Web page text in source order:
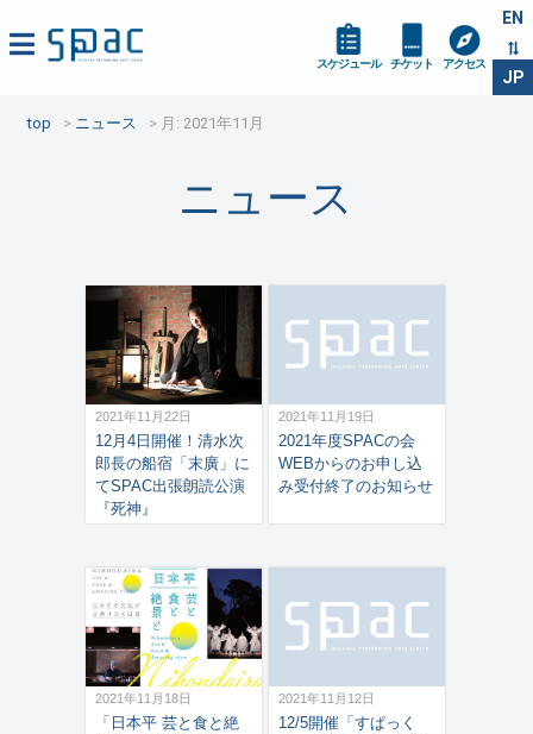
EN
JP
スケジュール チケット アクセス
top ニュース 月: 2021年11月
ニュース
2021年11月22日
12月4日開催！清水次
郎長の船宿「末廣」に
てSPAC出張朗読公演
『死神』
2021年11月19日
2021年度SPACの会
WEBからのお申し込
み受付終了のお知らせ
2021年11月18日
「日本平 芸と食と絶
2021年11月12日
12/5開催「すぱっく